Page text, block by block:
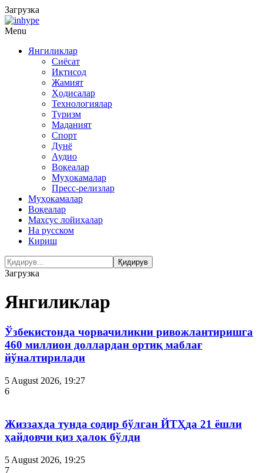
Загрузка
Menu
Янгиликлар
Сиёсат
Иқтисод
Жамият
Ҳодисалар
Технологиялар
Туризм
Маданият
Спорт
Дунё
Аудио
Воқеалар
Муҳокамалар
Пресс-релизлар
Муҳокамалар
Воқеалар
Махсус лойиҳалар
На русском
Кириш
Загрузка
Янгиликлар
Ўзбекистонда чорвачиликни ривожлантиришга
460 миллион доллардан ортиқ маблағ
йўналтирилади
5 August 2026, 19:27
6
Жиззахда тунда содир бўлган ЙТҲда 21 ёшли
ҳайдовчи қиз ҳалок бўлди
5 August 2026, 19:25
7